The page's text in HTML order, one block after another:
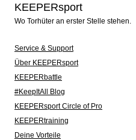
KEEPERsport
Wo Torhüter an erster Stelle stehen.
Service & Support
Über KEEPERsport
KEEPERbattle
#KeepItAll Blog
KEEPERsport Circle of Pro
KEEPERtraining
Deine Vorteile